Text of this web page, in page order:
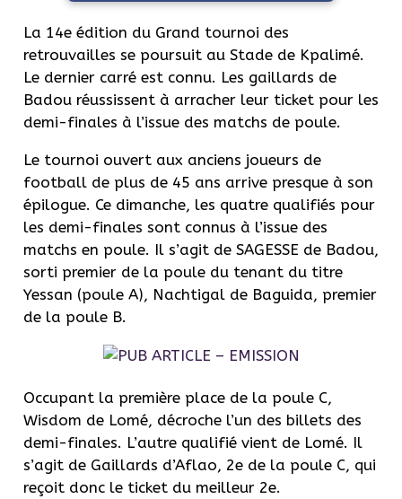
La 14e édition du Grand tournoi des
retrouvailles se poursuit au Stade de Kpalimé.
Le dernier carré est connu. Les gaillards de
Badou réussissent à arracher leur ticket pour les
demi-finales à l’issue des matchs de poule.
Le tournoi ouvert aux anciens joueurs de
football de plus de 45 ans arrive presque à son
épilogue. Ce dimanche, les quatre qualifiés pour
les demi-finales sont connus à l’issue des
matchs en poule. Il s’agit de SAGESSE de Badou,
sorti premier de la poule du tenant du titre
Yessan (poule A), Nachtigal de Baguida, premier
de la poule B.
Occupant la première place de la poule C,
Wisdom de Lomé, décroche l’un des billets des
demi-finales. L’autre qualifié vient de Lomé. Il
s’agit de Gaillards d’Aflao, 2e de la poule C, qui
reçoit donc le ticket du meilleur 2e.